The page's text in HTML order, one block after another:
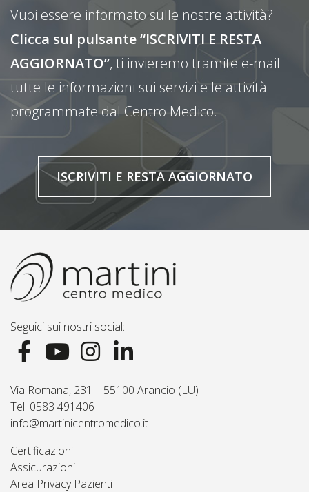
Vuoi essere informato sulle nostre attività?
Clicca sul pulsante “ISCRIVITI E RESTA
AGGIORNATO”, ti invieremo tramite e-mail
tutte le informazioni sui servizi e le attività
programmate dal Centro Medico.
ISCRIVITI E RESTA AGGIORNATO
Seguici sui nostri social:
Via Romana, 231 – 55100 Arancio (LU)
Tel. 0583 491406
info@martinicentromedico.it
Certificazioni
Assicurazioni
Area Privacy Pazienti